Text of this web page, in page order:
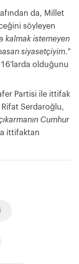
da, Millet
söyleyen
kalmak istemeyen
siyasetçiyim."
olduğunu
Partisi ile ittifak
Serdaroğlu,
Cumhur
ittifaktan